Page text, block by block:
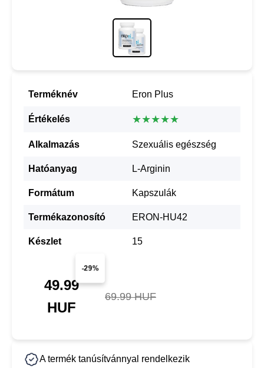
Terméknév Eron Plus
Értékelés ★★★★★
Alkalmazás Szexuális egészség
Hatóanyag L-Arginin
Formátum Kapszulák
Termékazonosító ERON-HU42
Készlet 15
-29%
49.99
HUF
69.99 HUF
A termék tanúsítvánnyal rendelkezik